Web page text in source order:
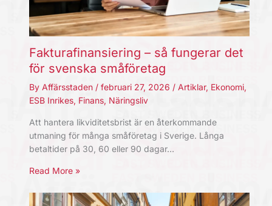
Fakturafinansiering – så fungerar det
för svenska småföretag
By Affärsstaden / februari 27, 2026 / Artiklar, Ekonomi,
ESB Inrikes, Finans, Näringsliv
Att hantera likviditetsbrist är en återkommande
utmaning för många småföretag i Sverige. Långa
betaltider på 30, 60 eller 90 dagar…
Read More »